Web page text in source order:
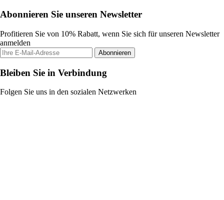
Abonnieren Sie unseren Newsletter
Profitieren Sie von 10% Rabatt, wenn Sie sich für unseren Newsletter
anmelden
Abonnieren
Bleiben Sie in Verbindung
Folgen Sie uns in den sozialen Netzwerken